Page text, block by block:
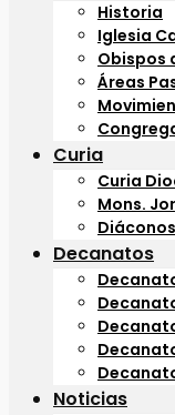
Historia
Iglesia
Obispos
Áreas
Curia
Curia
Mons.
Diáconos
Decanatos
Noticias